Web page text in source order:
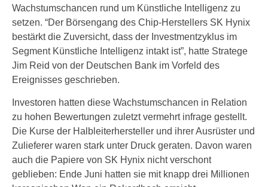
Wachstumschancen rund um Künstliche Intelligenz zu
setzen. “Der Börsengang des Chip-Herstellers SK Hynix
bestärkt die Zuversicht, dass der Investmentzyklus im
Segment Künstliche Intelligenz intakt ist”, hatte Stratege
Jim Reid von der Deutschen Bank im Vorfeld des
Ereignisses geschrieben.
Investoren hatten diese Wachstumschancen in Relation
zu hohen Bewertungen zuletzt vermehrt infrage gestellt.
Die Kurse der Halbleiterhersteller und ihrer Ausrüster und
Zulieferer waren stark unter Druck geraten. Davon waren
auch die Papiere von SK Hynix nicht verschont
geblieben: Ende Juni hatten sie mit knapp drei Millionen